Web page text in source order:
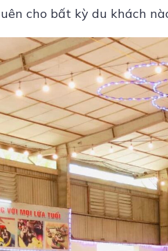
cho bất kỳ du khách